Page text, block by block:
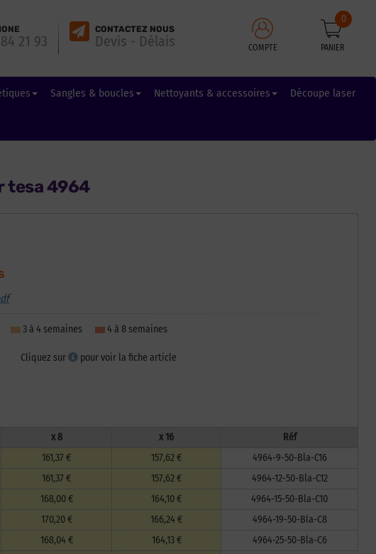
21 93
CONTACTEZ NOUS
Devis - Délais COMPTE PANIER
0
Sangles & boucles Nettoyants & accessoires Découpe laser
tesa 4964
3 à 4 semaines 4 à 8 semaines
Cliquez sur pour voir la fiche article
x 8 x 16
Réf
161,37 € 157,62 €
4964-9-50-Bla-C16
161,37 € 157,62 €
4964-12-50-Bla-C12
168,00 € 164,10 €
4964-15-50-Bla-C10
170,20 € 166,24 €
4964-19-50-Bla-C8
168,04 € 164,13 €
4964-25-50-Bla-C6